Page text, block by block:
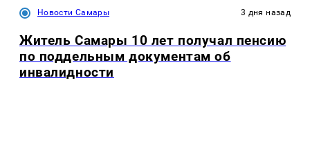
Новости Самары 3 дня назад
Житель Самары 10 лет получал пенсию
по поддельным документам об
инвалидности